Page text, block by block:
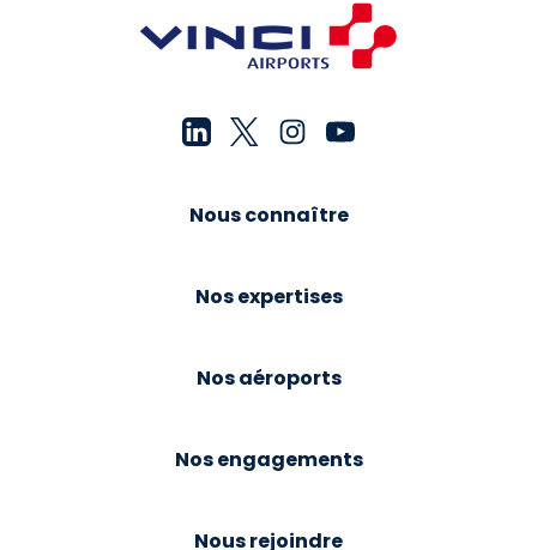
Nous connaître
Nos expertises
Nos aéroports
Nos engagements
Nous rejoindre